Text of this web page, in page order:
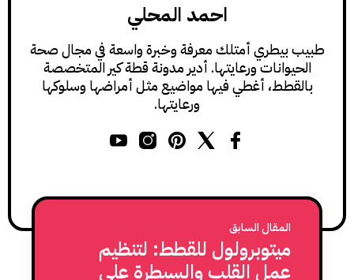
احمد المحلي
طبيب بيطري أمتلك معرفة وخبرة واسعة في مجال صحة
الحيوانات ورعايتها. أدير مدونة قطة كير المتخصصة
بالقطط، أغطي فيها مواضيع مثل أمراضها وسلوكها
ورعايتها.
المقال السابق
ميتوبرولول للقطط: لتنظيم
عمل القلب والسيطرة على